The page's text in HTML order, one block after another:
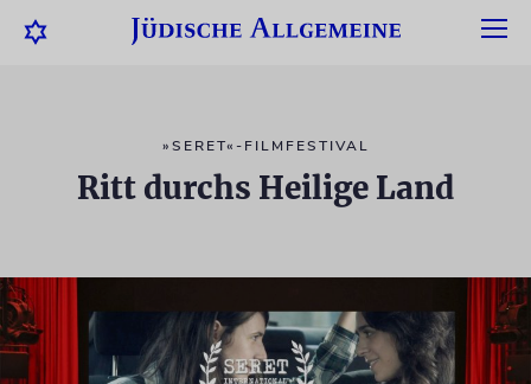
»SERET«-FILMFESTIVAL
Ritt durchs Heilige Land